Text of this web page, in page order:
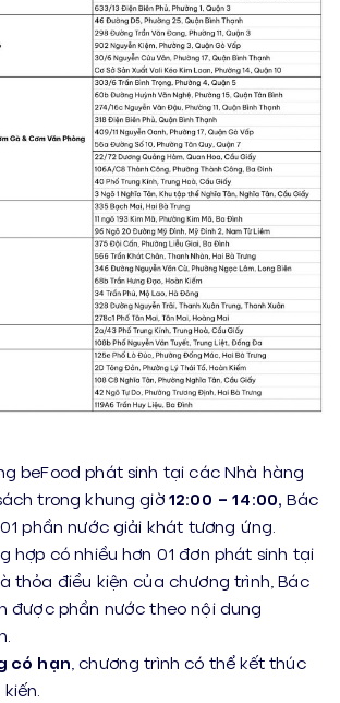
beFood phát sinh tại các Nhà hàng
trong khung giờ 12:00 – 14:00, Bác
phần nước giải khát tương ứng.
hợp có nhiều hơn 01 đơn phát sinh tại
thỏa điều kiện của chương trình, Bác
được phần nước theo nội dung
có hạn , chương trình có thể kết thúc